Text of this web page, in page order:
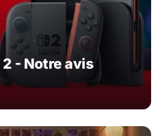
- Notre avis